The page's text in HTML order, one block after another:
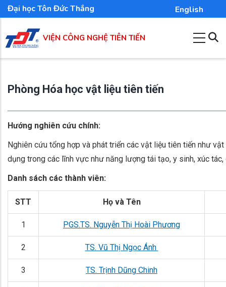
Nhảy
đến
nội
dung
Đại học Tôn Đức Thắng English
VIỆN CÔNG NGHỆ TIÊN TIẾN
Phòng Hóa học vật liệu tiên tiến
Hướng nghiên cứu chính:
Nghiên cứu tổng hợp và phát triển các vật liệu tiên tiến như
dụng trong các lĩnh vực như năng lượng tái tạo, y sinh, xúc
Danh sách các thành viên:
STT Họ và Tên
1 PGS.TS. Nguyễn Thị Hoài Phương
2 TS. Vũ Thị Ngọc Ánh
3 TS. Trịnh Dũng Chinh